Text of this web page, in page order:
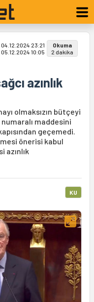
04.12.2024 23:21
05.12.2024 10:05
Okuma
2 dakika
azınlık
olmaksızın bütçeyi
maddesini
geçemedi.
önerisi kabul
azınlık
KU